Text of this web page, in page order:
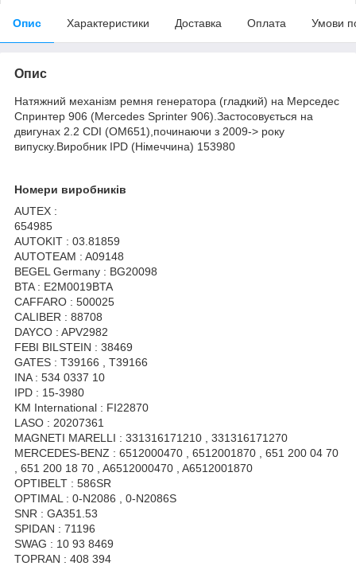
Опис Характеристики Доставка Оплата Умови
Опис
Натяжний механізм ремня генератора (гладкий) на Мерседес
Спринтер 906 (Mercedes Sprinter 906).Застосовується на
двигунах 2.2 CDI (ОМ651),починаючи з 2009-> року
випуску.Виробник IPD (Німеччина) 153980
Номери виробників
AUTEX :
654985
AUTOKIT : 03.81859
AUTOTEAM : A09148
BEGEL Germany : BG20098
BTA : E2M0019BTA
CAFFARO : 500025
CALIBER : 88708
DAYCO : APV2982
FEBI BILSTEIN : 38469
GATES : T39166 , T39166
INA : 534 0337 10
IPD : 15-3980
KM International : FI22870
LASO : 20207361
MAGNETI MARELLI : 331316171210 , 331316171270
MERCEDES-BENZ : 6512000470 , 6512001870 , 651 200 04 70
, 651 200 18 70 , A6512000470 , A6512001870
OPTIBELT : 586SR
OPTIMAL : 0-N2086 , 0-N2086S
SNR : GA351.53
SPIDAN : 71196
SWAG : 10 93 8469
TOPRAN : 408 394